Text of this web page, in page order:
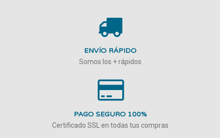
ENVÍO RÁPIDO
Somos los + rápidos
PAGO SEGURO 100%
Certificado SSL en todas tus compras